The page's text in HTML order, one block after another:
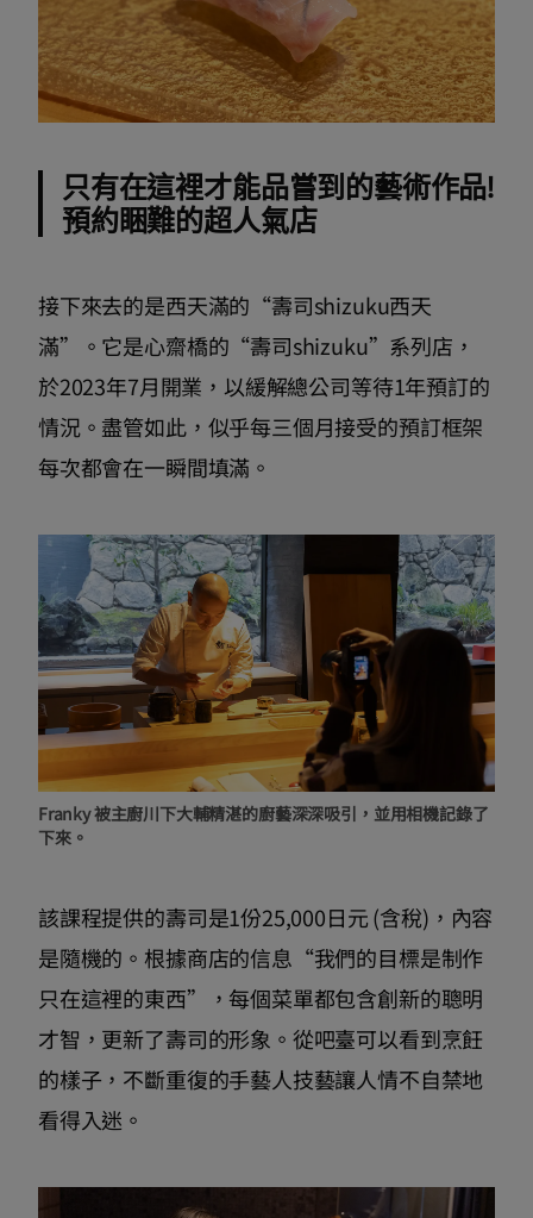
只有在這裡才能品嘗到的藝術作品!
預約睏難的超人氣店
接下來去的是西天滿的“壽司shizuku西天
滿”。它是心齋橋的“壽司shizuku”系列店，
於2023年7月開業，以緩解總公司等待1年預訂的
情況。盡管如此，似乎每三個月接受的預訂框架
每次都會在一瞬間填滿。
Franky 被主廚川下大輔精湛的廚藝深深吸引，並用相機記錄了
下來。
該課程提供的壽司是1份25,000日元 (含稅)，內容
是隨機的。根據商店的信息“我們的目標是制作
只在這裡的東西”，每個菜單都包含創新的聰明
才智，更新了壽司的形象。從吧臺可以看到烹飪
的樣子，不斷重復的手藝人技藝讓人情不自禁地
看得入迷。